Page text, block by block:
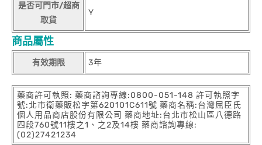
是否可門市/超商
取貨
Y
商品屬性
有效期限 3年
藥商許可執照: 藥商諮詢專線:0800-051-148 許可執照字
號:北市衛藥販松字第620101C611號 藥商名稱:台灣屈臣氏
個人用品商店股份有限公司 藥商地址:台北市松山區八德路
四段760號11樓之1、之2及14樓 藥商諮詢專線:
(02)27421234